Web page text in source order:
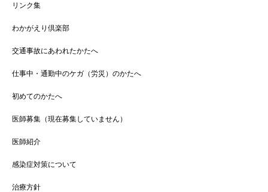
リンク集
わかがえり倶楽部
交通事故にあわれたかたへ
仕事中・通勤中のケガ（労災）のかたへ
初めてのかたへ
医師募集（現在募集していません）
医師紹介
感染症対策について
治療方針